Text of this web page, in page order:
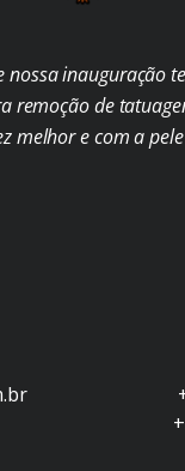
inauguração
de
melhor e com a